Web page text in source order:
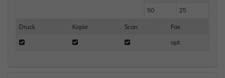
50 25
Druck Kopie Scan Fax
opt.